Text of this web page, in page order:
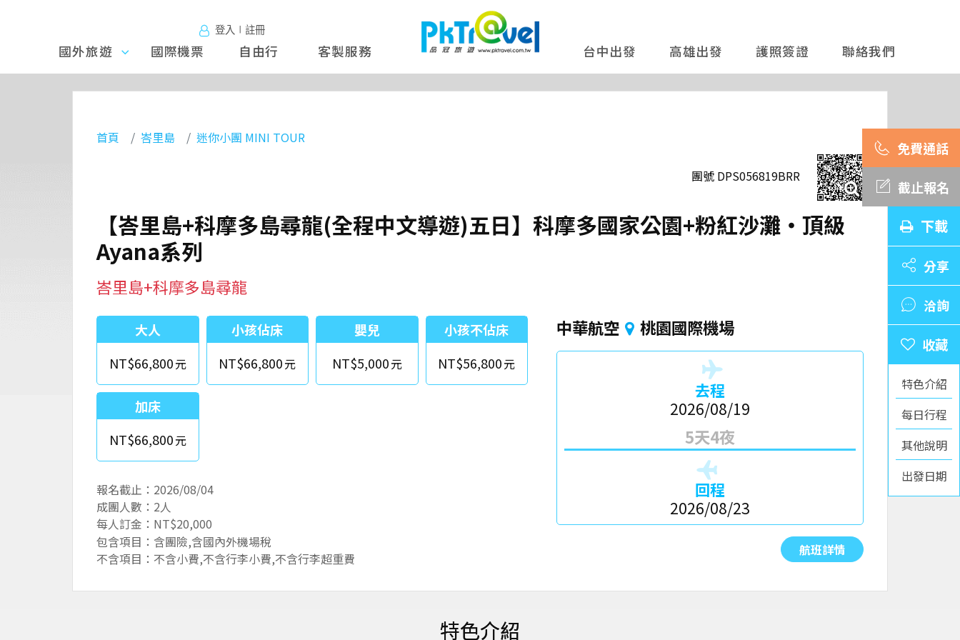
登入∣註冊
國外旅
遊
國外旅遊 國際機票 自由行 客製服務 台中出發 高雄出發 護照簽證 聯絡我們
截止報名
下載
分享
洽詢
特色介紹
每日行程
其他說明
出發日期
首頁 峇里島 迷你小團 MINI TOUR
團號 DPS056819BRR
【峇里島+科摩多島尋龍(全程中文導遊)五日】科摩多國家公園+粉紅沙灘‧頂級
Ayana系列
峇里島+科摩多島尋龍
大人
NT$66,800
小孩佔床
NT$66,800
嬰兒
NT$5,000
小孩不佔床
NT$56,800
加床
NT$66,800
報名截止：2026/08/04
成團人數：2人
每人訂金：NT$20,000
包含項目：含團險,含國內外機場稅
不含項目：不含小費,不含行李小費,不含行李超重費
中華航空 桃園國際機場
去程
2026/08/19
5天4夜
回程
2026/08/23
航班詳情
特色介紹